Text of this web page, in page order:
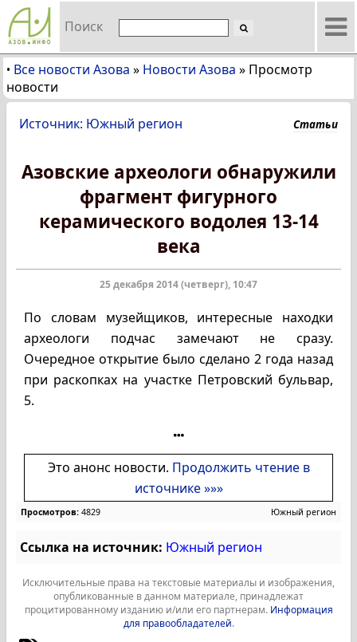
Поиск
• Все новости Азова » Новости Азова » Просмотр
новости
Источник: Южный регион Статьи
Азовские археологи обнаружили
фрагмент фигурного
керамического водолея 13-14
века
25 декабря 2014 (четверг), 10:47
По словам музейщиков, интересные находки
археологи подчас замечают не сразу.
Очередное открытие было сделано 2 года назад
при раскопках на участке Петровский бульвар,
5.
Это анонс новости. Продолжить чтение в
источнике »»»
Просмотров: 4829 Южный регион
Ссылка на источник: Южный регион
Исключительные права на текстовые материалы и изображения,
опубликованные в данном материале, принадлежат
процитированному изданию и/или его партнерам. Информация
для правообладателей.